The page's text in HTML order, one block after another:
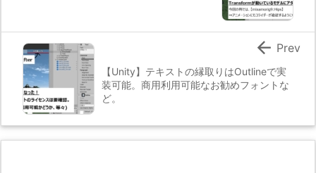
【Unity】テキストの縁取りはOutlineで実
装可能。商用利用可能なお勧めフォントな
ど。
 Prev